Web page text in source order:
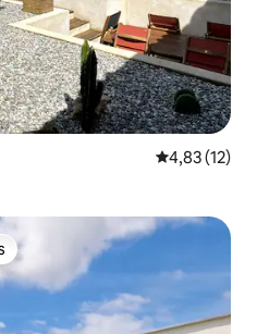
Calificación
4,83 (12)
más destacados